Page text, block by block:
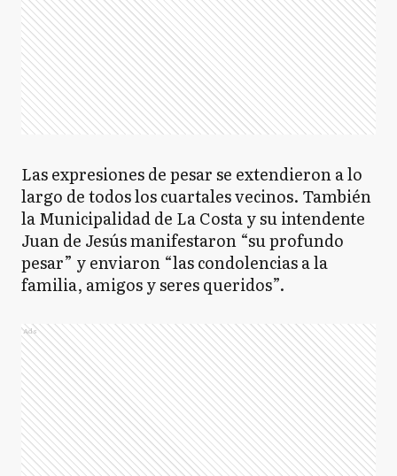
Las expresiones de pesar se extendieron a lo
largo de todos los cuartales vecinos. También
la Municipalidad de La Costa y su intendente
Juan de Jesús manifestaron “su profundo
pesar” y enviaron “las condolencias a la
familia, amigos y seres queridos”.
Ads